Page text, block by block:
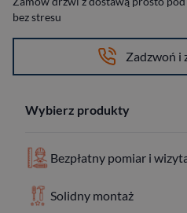
bez stresu
Zadzwoń i
Wybierz produkty
Bezpłatny pomiar i
Solidny montaż